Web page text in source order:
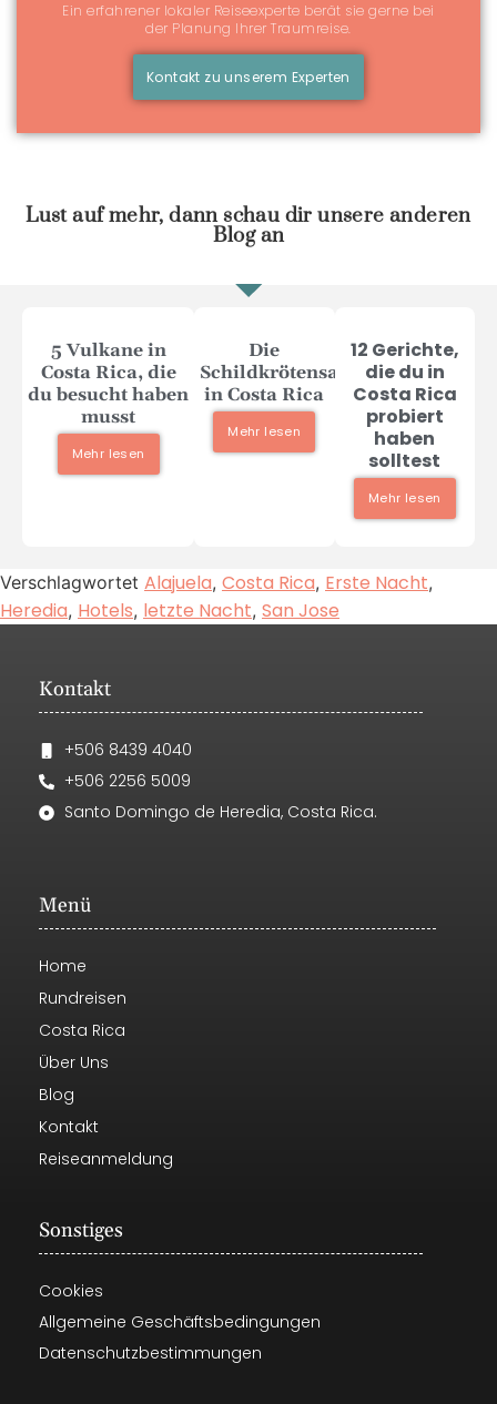
Ein erfahrener lokaler Reiseexperte berät sie gerne bei
der Planung Ihrer Traumreise.
Kontakt zu unserem Experten
Lust auf mehr, dann schau dir unsere anderen
Blog an
5 Vulkane in
Costa Rica, die
du besucht haben
musst
Mehr lesen
Die
Schildkrötensaison
in Costa Rica
Mehr lesen
12 Gerichte,
die du in
Costa Rica
probiert
haben
solltest
Mehr lesen
Verschlagwortet Alajuela, Costa Rica, Erste Nacht,
Heredia, Hotels, letzte Nacht, San Jose
Kontakt
+506 8439 4040
+506 2256 5009
Santo Domingo de Heredia, Costa Rica.
Menü
Home
Rundreisen
Costa Rica
Über Uns
Blog
Kontakt
Reiseanmeldung
Sonstiges
Cookies
Allgemeine Geschäftsbedingungen
Datenschutzbestimmungen